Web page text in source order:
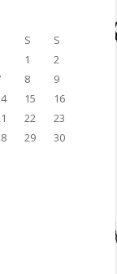
S
S
1
2
8
9
15
16
22
23
29
30